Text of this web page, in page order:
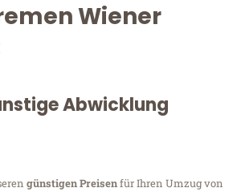
Wiener
Abwicklung
günstigen Preisenfür Ihren Umzug von